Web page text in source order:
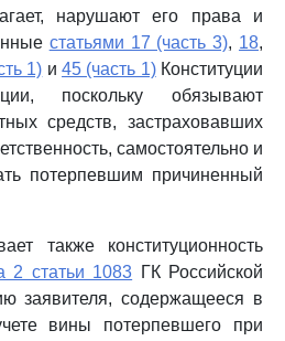
нарушают его права и
статьями 17 (часть 3), 18,
1) и45 (часть 1)Конституции
поскольку обязывают
средств, застраховавших
самостоятельно и
потерпевшим причиненный
также конституционность
2 статьи 1083 ГК Российской
заявителя, содержащееся в
вины потерпевшего при